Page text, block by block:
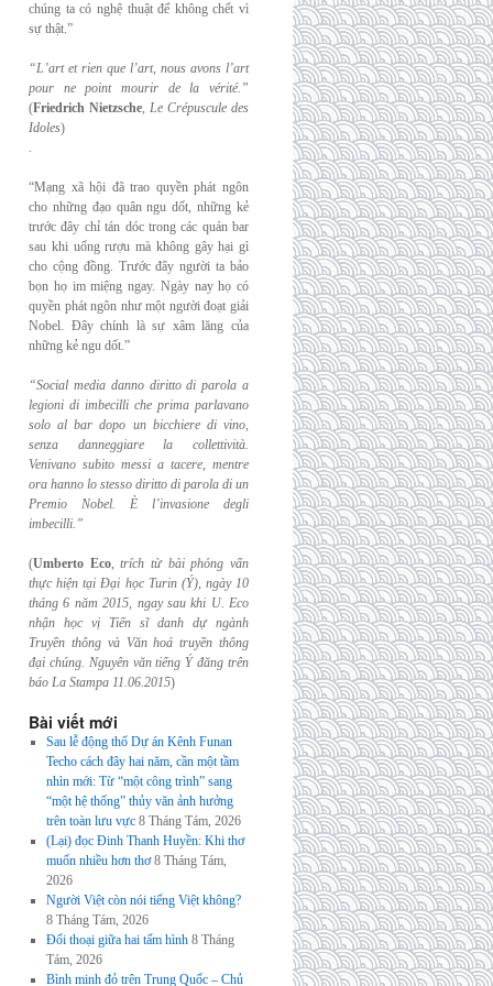
chúng ta có nghệ thuật để không chết vì
sự thật.”
“L’art et rien que l’art, nous avons l’art
pour ne point mourir de la vérité.”
(Friedrich Nietzsche, Le Crépuscule des
Idoles)
.
“Mạng xã hội đã trao quyền phát ngôn
cho những đạo quân ngu dốt, những kẻ
trước đây chỉ tán dóc trong các quán bar
sau khi uống rượu mà không gây hại gì
cho cộng đồng. Trước đây người ta bảo
bọn họ im miệng ngay. Ngày nay họ có
quyền phát ngôn như một người đoạt giải
Nobel. Đây chính là sự xâm lăng của
những kẻ ngu dốt.”
“Social media danno diritto di parola a
legioni di imbecilli che prima parlavano
solo albar dopo un bicchiere di vino,
senza danneggiare la collettività.
Venivano subito messi a tacere, mentre
ora hanno lo stesso diritto di parola di un
Premio Nobel. È l’invasione degli
imbecilli.”
(Umberto Eco,trích từ bài phỏng vấn
thực hiện tại Đại học Turin (Ý), ngày 10
tháng 6 năm 2015, ngay sau khi U. Eco
nhận học vị Tiến sĩ danh dự ngành
Truyền thông và Văn hoá truyền thông
đại chúng. Nguyên văn tiếng Ý đăng trên
báo La Stampa 11.06.2015)
Bài viết mới
Sau lễ động thổ Dự án Kênh Funan
Techo cách đây hai năm, cần một tầm
nhìn mới: Từ “một công trình” sang
“một hệ thống” thủy văn ảnh hưởng
trên toàn lưu vực 8 Tháng Tám, 2026
(Lại) đọc Đinh Thanh Huyền: Khi thơ
muốn nhiều hơn thơ 8 Tháng Tám,
2026
Người Việt còn nói tiếng Việt không?
8 Tháng Tám, 2026
Đối thoại giữa hai tấm hình 8 Tháng
Tám, 2026
Bình minh đỏ trên Trung Quốc – Chủ